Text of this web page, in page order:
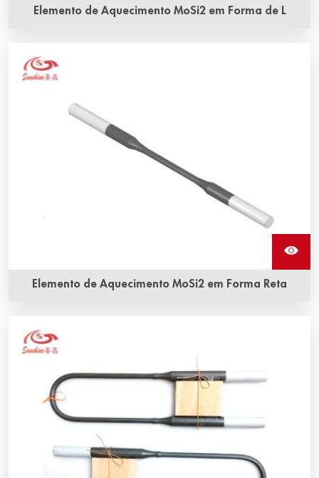
Elemento de Aquecimento MoSi2 em Forma de L
dissilicieto de molibdênio estão disponíveis em uma
variedade de formas e tamanhos e possuem as
Elemento de Aquecimento MoSi2 em Forma Reta
vantagens mais evidentes do elemento de aquecimento
em forma reta da Sunshine.